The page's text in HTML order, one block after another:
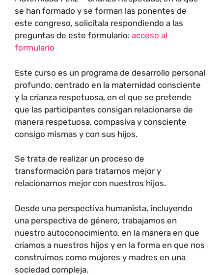
se han formado y se forman las ponentes de
este congreso, solicítala respondiendo a las
preguntas de este formulario: acceso al
formulario
Este curso es un programa de desarrollo personal
profundo, centrado en la maternidad consciente
y la crianza respetuosa, en el que se pretende
que las participantes consigan relacionarse de
manera respetuosa, compasiva y consciente
consigo mismas y con sus hijos.
Se trata de realizar un proceso de
transformación para tratarnos mejor y
relacionarnos mejor con nuestros hijos.
Desde una perspectiva humanista, incluyendo
una perspectiva de género, trabajamos en
nuestro autoconocimiento, en la manera en que
criamos a nuestros hijos y en la forma en que nos
construimos como mujeres y madres en una
sociedad compleja.